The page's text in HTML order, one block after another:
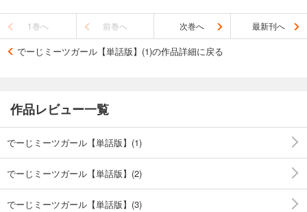
1巻へ 前巻へ 次巻へ 最新刊へ
でーじミーツガール【単話版】(1)の作品詳細に戻る
作品レビュー一覧
でーじミーツガール【単話版】(1)
でーじミーツガール【単話版】(2)
でーじミーツガール【単話版】(3)